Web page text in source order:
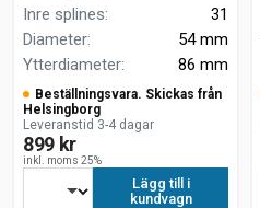
Inre splines:
31
Diameter:
54 mm
Ytterdiameter: 86 mm
Beställningsvara. Skickas från
Helsingborg
Leveranstid 3-4 dagar
899 kr
inkl. moms 25%
Lägg till i
kundvagn